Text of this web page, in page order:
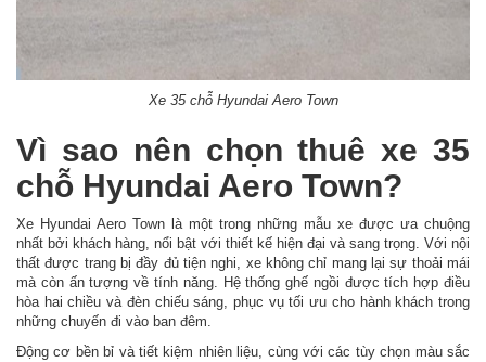
Xe 35 chỗ Hyundai Aero Town
Vì sao nên chọn thuê xe 35
chỗ Hyundai Aero Town?
Xe Hyundai Aero Town là một trong những mẫu xe được ưa chuộng
nhất bởi khách hàng, nổi bật với thiết kế hiện đại và sang trọng. Với nội
thất được trang bị đầy đủ tiện nghi, xe không chỉ mang lại sự thoải mái
mà còn ấn tượng về tính năng. Hệ thống ghế ngồi được tích hợp điều
hòa hai chiều và đèn chiếu sáng, phục vụ tối ưu cho hành khách trong
những chuyến đi vào ban đêm.
Động cơ bền bỉ và tiết kiệm nhiên liệu, cùng với các tùy chọn màu sắc